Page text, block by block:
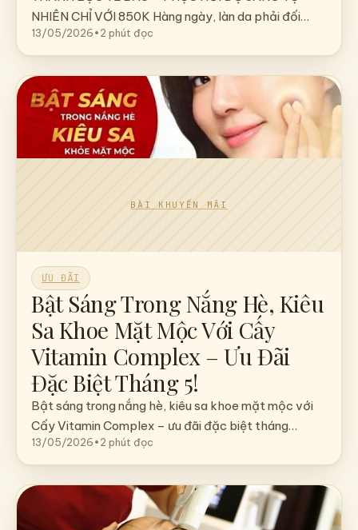
NHIÊN CHỈ VỚI 850K Hàng ngày, làn da phải đối…
13/05/2026•2 phút đọc
ƯU ĐÃI
Bật Sáng Trong Nắng Hè, Kiêu
Sa Khoe Mặt Mộc Với Cấy
Vitamin Complex – Ưu Đãi
Đặc Biệt Tháng 5!
Bật sáng trong nắng hè, kiêu sa khoe mặt mộc với
Cấy Vitamin Complex – ưu đãi đặc biệt tháng…
13/05/2026•2 phút đọc